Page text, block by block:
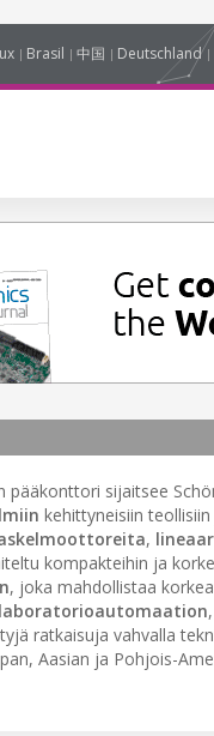
Brasil 中国 Deutschland
pääkonttori sijaitsee
kehittyneisiin
,
kompakteihin ja
, joka mahdollistaa
laboratorioautomaation,
ratkaisuja vahvalla
Aasian ja Pohjois-